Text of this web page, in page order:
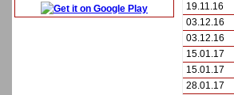
19.11.16
03.12.16
03.12.16
15.01.17
15.01.17
28.01.17